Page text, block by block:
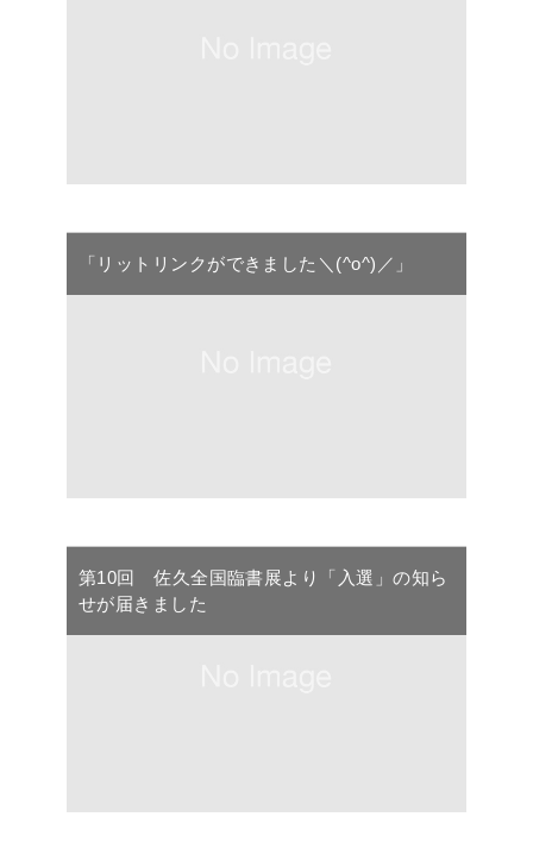
「リットリンクができました＼(^o^)／」
第10回 佐久全国臨書展より「入選」の知ら
せが届きました